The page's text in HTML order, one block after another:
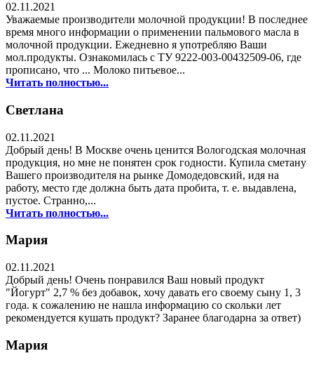
02.11.2021
Уважаемые производители молочной продукции! В последнее
время много информации о применении пальмового масла в
молочной продукции. Ежедневно я употребляю Ваши
мол.продукты. Ознакомилась с ТУ 9222-003-00432509-06, где
прописано, что ... Молоко питьевое...
Читать полностью...
Светлана
02.11.2021
Добрый день! В Москве очень ценится Вологодская молочная
продукция, но мне не понятен срок годности. Купила сметану
Вашего производителя на рынке Домодедовский, идя на
работу, место где должна быть дата пробита, т. е. выдавлена,
пустое. Странно,...
Читать полностью...
Мария
02.11.2021
Добрый день! Очень понравился Ваш новый продукт
"Йогурт" 2,7 % без добавок, хочу давать его своему сыну 1, 3
года. к сожалению не нашла информацию со скольки лет
рекомендуется кушать продукт? Заранее благодарна за ответ)
Мария